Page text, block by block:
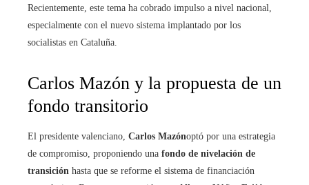
Recientemente, este tema ha cobrado impulso a nivel nacional,
especialmente con el nuevo sistema implantado por los
socialistas en Cataluña.
Carlos Mazón y la propuesta de un
fondo transitorio
El presidente valenciano, Carlos Mazónoptó por una estrategia
de compromiso, proponiendo una fondo de nivelación de
transición hasta que se reforme el sistema de financiación